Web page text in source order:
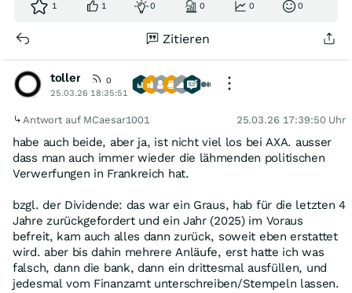
1 1 0 0 0 0
Zitieren
toller
0
25.03.26 18:35:51
Antwort auf MCaesar1001 25.03.26 17:39:50 Uhr
habe auch beide, aber ja, ist nicht viel los bei AXA. ausser
dass man auch immer wieder die lähmenden politischen
Verwerfungen in Frankreich hat.
bzgl. der Dividende: das war ein Graus, hab für die letzten 4
Jahre zurückgefordert und ein Jahr (2025) im Voraus
befreit, kam auch alles dann zurück, soweit eben erstattet
wird. aber bis dahin mehrere Anläufe, erst hatte ich was
falsch, dann die bank, dann ein drittesmal ausfüllen, und
jedesmal vom Finanzamt unterschreiben/Stempeln lassen.